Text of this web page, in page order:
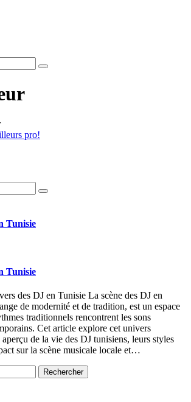
pro!
Tunisie
Tunisie
des DJ en Tunisie La scène des DJ en
de modernité et de tradition, est un espace
traditionnels rencontrent les sons
Cet article explore cet univers
de la vie des DJ tunisiens, leurs styles
sur la scène musicale locale et…